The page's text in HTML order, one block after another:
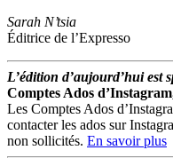
Sarah N’tsia
Éditrice de l’Expresso
L’édition d’aujourd’hui est
Comptes Ados
Les Comptes Ados
contacter les ados sur
non sollicités. En savoir plus